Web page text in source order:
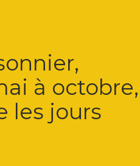
à octobre,
les jours